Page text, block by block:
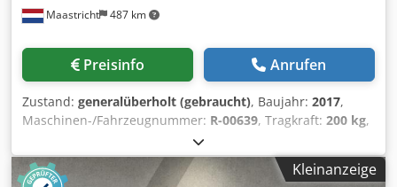
Maastricht 487 km
Preisinfo Anrufen
Zustand: generalüberholt (gebraucht), Baujahr: 2017,
Maschinen-/Fahrzeugnummer: R-00639, Tragkraft: 200 kg,
2’600 mm
IRC5, Hersteller von Teach-Pendants:DSQC679, ABB IRB
6700-200/2.60, hergestellt im Juli 2017. Der Roboter wird
Kleinanzeige